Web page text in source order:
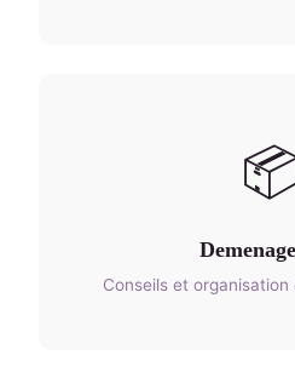
Conseils et